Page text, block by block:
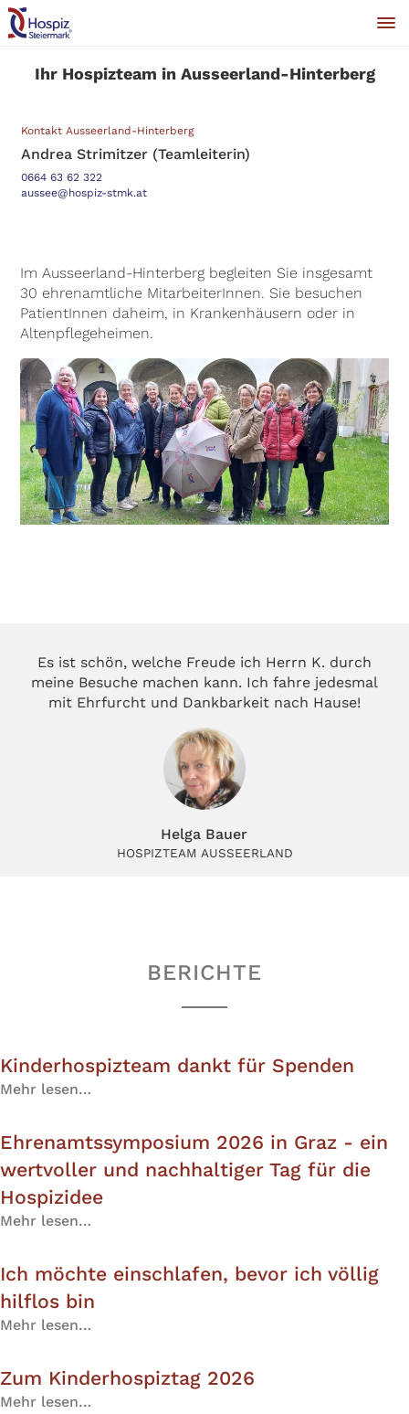
Ihr Hospizteam in Ausseerland-Hinterberg
Kontakt Ausseerland-Hinterberg
Andrea Strimitzer (Teamleiterin)
0664 63 62 322
aussee@hospiz-stmk.at
Im Ausseerland-Hinterberg begleiten Sie insgesamt
30 ehrenamtliche MitarbeiterInnen. Sie besuchen
PatientInnen daheim, in Krankenhäusern oder in
Altenpflegeheimen.
Helga Bauer
HOSPIZTEAM AUSSEERLAND
Es ist schön, welche Freude ich Herrn K. durch
meine Besuche machen kann. Ich fahre jedesmal
mit Ehrfurcht und Dankbarkeit nach Hause!
BERICHTE
Kinderhospizteam dankt für Spenden
Mehr lesen…
Ehrenamtssymposium 2026 in Graz - ein
wertvoller und nachhaltiger Tag für die
Hospizidee
Mehr lesen…
Ich möchte einschlafen, bevor ich völlig
hilflos bin
Mehr lesen…
Zum Kinderhospiztag 2026
Mehr lesen…